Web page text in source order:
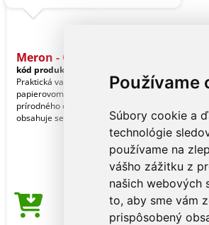
Používame
Súbory cookie a
technológie
používame na
vášho zážitku z
našich webových
to, aby sme vám
prispôsobený
Meron - Ceruzka
kód produktu:
Praktická valcovitá ceruzka v
papierovom puzdre z mäkkého
prírodného dreva s gumou. Puzdro
obsahuje semienka petúnie, ta